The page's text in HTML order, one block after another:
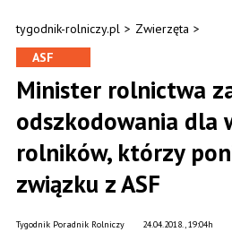
tygodnik-rolniczy.pl > Zwierzęta >
ASF
Minister rolnictwa
odszkodowania dla
rolników, którzy
związku z ASF
24.04.2018., 19:04h
Tygodnik Poradnik Rolniczy